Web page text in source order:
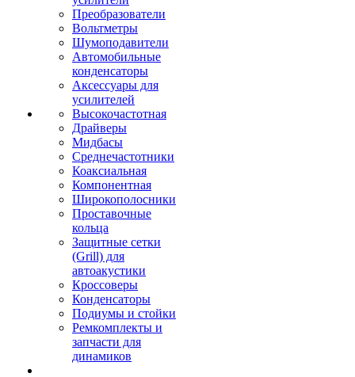
Преобразователи
Вольтметры
Шумоподавители
Автомобильные
конденсаторы
Аксессуары для
усилителей
Высокочастотная
Драйверы
Мидбасы
Среднечастотники
Коаксиальная
Компонентная
Широкополосники
Проставочные
кольца
Защитные сетки
(Grill) для
автоакустики
Кроссоверы
Конденсаторы
Подиумы и стойки
Ремкомплекты и
запчасти для
динамиков